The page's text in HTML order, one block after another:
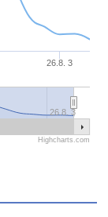
26.8. 3
26.8. 3
Highcharts.com